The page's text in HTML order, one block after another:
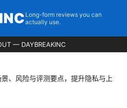
Long-form reviews you can
actually use.
— DAYBREAKINC
、风险与评测要点，提升隐私与上